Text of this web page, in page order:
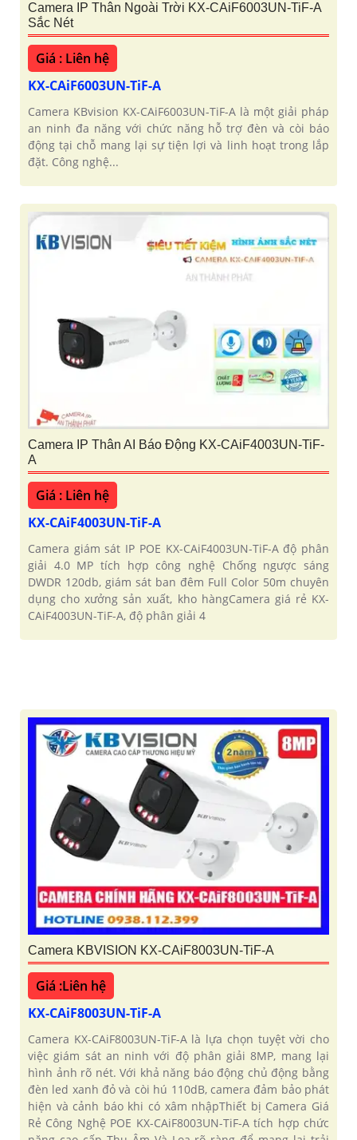
Camera IP Thân Ngoài Trời KX-CAiF6003UN-TiF-A
Sắc Nét
Giá : Liên hệ
KX-CAiF6003UN-TiF-A
Camera KBvision KX-CAiF6003UN-TiF-A là một giải pháp
an ninh đa năng với chức năng hỗ trợ đèn và còi báo
động tại chỗ mang lại sự tiện lợi và linh hoạt trong lắp
đặt. Công nghệ...
Camera IP Thân AI Báo Động KX-CAiF4003UN-TiF-
A
Giá : Liên hệ
KX-CAiF4003UN-TiF-A
Camera giám sát IP POE KX-CAiF4003UN-TiF-A độ phân
giải 4.0 MP tích hợp công nghệ Chống ngược sáng
DWDR 120db, giám sát ban đêm Full Color 50m chuyên
dụng cho xưởng sản xuất, kho hàngCamera giá rẻ KX-
CAiF4003UN-TiF-A, độ phân giải 4
Camera KBVISION KX-CAiF8003UN-TiF-A
Giá :Liên hệ
KX-CAiF8003UN-TiF-A
Camera KX-CAiF8003UN-TiF-A là lựa chọn tuyệt vời cho
việc giám sát an ninh với độ phân giải 8MP, mang lại
hình ảnh rõ nét. Với khả năng báo động chủ động bằng
đèn led xanh đỏ và còi hú 110dB, camera đảm bảo phát
hiện và cảnh báo khi có xâm nhậpThiết bị Camera Giá
Rẻ Công Nghệ POE KX-CAiF8003UN-TiF-A tích hợp chức